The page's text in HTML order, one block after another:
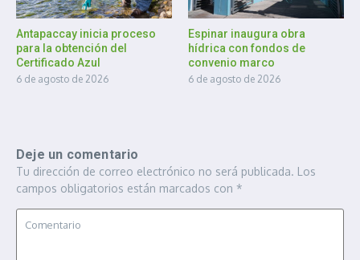
Antapaccay inicia proceso
para la obtención del
Certificado Azul
6 de agosto de 2026
Espinar inaugura obra
hídrica con fondos de
convenio marco
6 de agosto de 2026
Deje un comentario
Tu dirección de correo electrónico no será publicada. Los
campos obligatorios están marcados con *